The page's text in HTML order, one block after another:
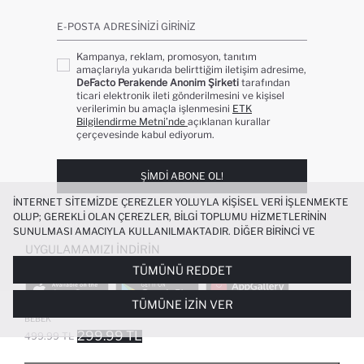
%100 PAMUK BASKILI 2'LI ATLET ERKEK
BEBEK
499.99 TL 299.99 TL
E-POSTA ADRESINIZI GIRINIZ
Kampanya, reklam, promosyon, tanıtım
amaçlarıyla yukarıda belirttiğim iletişim adresime,
DeFacto Perakende Anonim Şirketi tarafından
ticari elektronik ileti gönderilmesini ve kişisel
verilerimin bu amaçla işlenmesini ETK
Bilgilendirme Metni’nde açıklanan kurallar
çerçevesinde kabul ediyorum.
ŞIMDI ABONE OL!
UYGULAMAMIZI İNDIRIN
POPÜLER KATEGORILER
İNTERNET SITEMIZDE ÇEREZLER YOLUYLA KIŞISEL VERI IŞLENMEKTE
OLUP; GEREKLI OLAN ÇEREZLER, BILGI TOPLUMU HIZMETLERININ
SUNULMASI AMACIYLA KULLANILMAKTADIR. DIĞER BIRINCI VE
ÜÇÜNCÜ TARAF ÇEREZLER ISE SIZE DAHA IYI BIR ALIŞVERIŞ
DENEYIMI SUNULABILMESI, SITEMIZIN DAHA IŞLEVSEL KILINMASI VE
KIŞISELLEŞTIRMESI VE AÇIK RIZA VERMENIZ HALINDE, SIZLERE
YÖNELIK PAZARLAMA FAALIYETLERININ YAPILMASI AMAÇLARIYLA
SINIRLI OLARAK KULLANILACAKTIR. ÇEREZLERE DAIR TERCIHLERINIZI
ÇEREZ TERCIHLERIPANELI ARACILIĞIYLA HER ZAMAN YÖNETEBILIR,
ÇEREZLERLE ILGILI DAHA DETAYLI BILGIYE
TÜMÜNÜ REDDET
TÜMÜNE İZIN VER